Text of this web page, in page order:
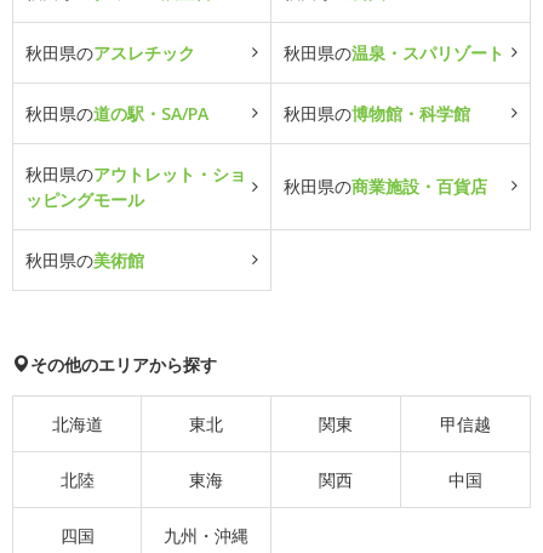
秋田県のアスレチック 秋田県の温泉・スパリゾート
秋田県の道の駅・SA/PA 秋田県の博物館・科学館
秋田県のアウトレット・ショ
ッピングモール
秋田県の商業施設・百貨店
秋田県の美術館
その他のエリアから探す
北海道 東北 関東 甲信越
北陸 東海 関西 中国
四国 九州・沖縄